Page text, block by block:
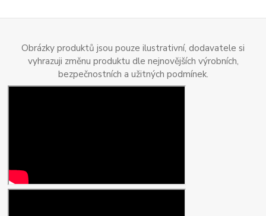
Obrázky produktů jsou pouze ilustrativní, dodavatele si
vyhrazuji změnu produktu dle nejnovějších výrobních,
bezpečnostních a užitných podmínek.